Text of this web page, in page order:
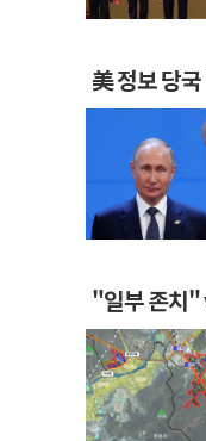
美 정보 당
"일부 존치"